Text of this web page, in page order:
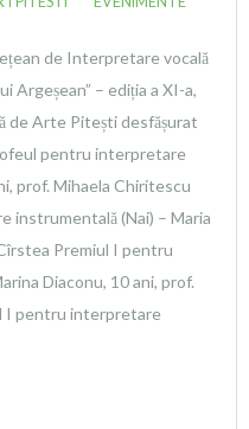
de Interpretare vocală
Argeșean” – ediția a XI-a,
de Arte Pitești desfășurat
pentru interpretare
prof. Mihaela Chiritescu
instrumentală (Nai) – Maria
Premiul I pentru
Diaconu, 10 ani, prof.
I pentru interpretare